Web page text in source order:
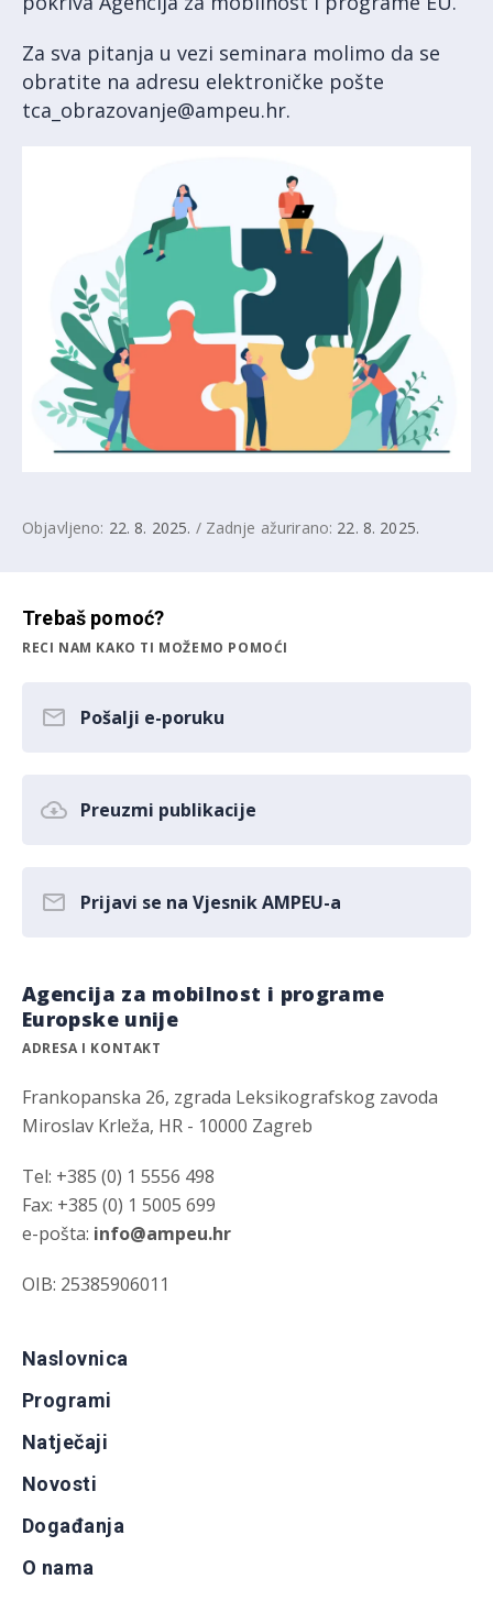
Za sva pitanja u vezi seminara molimo da se
obratite na adresu elektroničke pošte
tca_obrazovanje@ampeu.hr.
Objavljeno: 22. 8. 2025. / Zadnje ažurirano: 22. 8. 2025.
Trebaš pomoć?
RECI NAM KAKO TI MOŽEMO POMOĆI
Pošalji e-poruku
Preuzmi publikacije
Prijavi se na Vjesnik AMPEU-a
Agencija za mobilnost i programe
Europske unije
ADRESA I KONTAKT
Frankopanska 26, zgrada Leksikografskog zavoda
Miroslav Krleža, HR - 10000 Zagreb
Tel: +385 (0) 1 5556 498
Fax: +385 (0) 1 5005 699
e-pošta: info@ampeu.hr
OIB: 25385906011
Naslovnica
Programi
Natječaji
Novosti
Događanja
O nama